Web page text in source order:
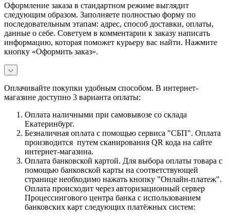
Оформление заказа в стандартном режиме выглядит
следующим образом. Заполняете полностью форму по
последовательным этапам: адрес, способ доставки, оплаты,
данные о себе. Советуем в комментарии к заказу написать
информацию, которая поможет курьеру вас найти. Нажмите
кнопку «Оформить заказ».
Оплачивайте покупки удобным способом. В интернет-
магазине доступно 3 варианта оплаты:
Оплата наличными при самовывозе со склада
Екатеринбург.
Безналичная оплата с помощью сервиса "СБП". Оплата
производится путем сканирования QR кода на сайте
интернет-магазина.
Оплата банковской картой. Для выбора оплаты товара с
помощью банковской карты на соответствующей
странице необходимо нажать кнопку "Онлайн-платеж".
Оплата происходит через авторизационный сервер
Процессингового центра банка с использованием
банковских карт следующих платёжных систем: